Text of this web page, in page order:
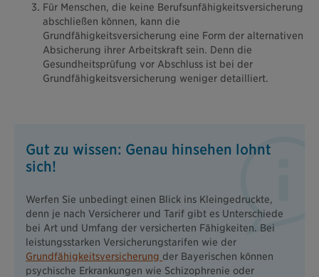
Für Menschen, die keine Berufsunfähigkeitsversicherung
abschließen können, kann die
Grundfähigkeitsversicherung eine Form der alternativen
Absicherung ihrer Arbeitskraft sein. Denn die
Gesundheitsprüfung vor Abschluss ist bei der
Grundfähigkeitsversicherung weniger detailliert.
Gut zu wissen: Genau hinsehen lohnt
sich!
Werfen Sie unbedingt einen Blick ins Kleingedruckte,
denn je nach Versicherer und Tarif gibt es Unterschiede
bei Art und Umfang der versicherten Fähigkeiten. Bei
leistungsstarken Versicherungstarifen wie der
Grundfähigkeitsversicherung der Bayerischen können
psychische Erkrankungen wie Schizophrenie oder